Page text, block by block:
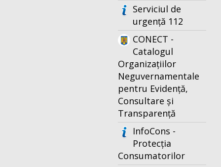
Serviciul de
urgență 112
CONECT -
Catalogul
Organizațiilor
Neguvernamentale
pentru Evidență,
Consultare și
Transparență
InfoCons -
Protecția
Consumatorilor